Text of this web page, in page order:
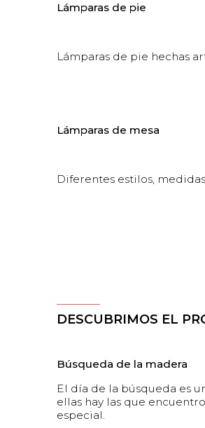
Lámparas de pie
Lámparas de pie hechas
Lámparas de mesa
Diferentes estilos,
DESCUBRIMOS EL
Búsqueda de la madera
El día de la búsqueda es
ellas hay las que
especial.